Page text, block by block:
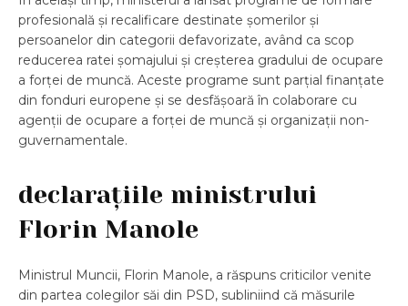
profesională și recalificare destinate șomerilor și
persoanelor din categorii defavorizate, având ca scop
reducerea ratei șomajului și creșterea gradului de ocupare
a forței de muncă. Aceste programe sunt parțial finanțate
din fonduri europene și se desfășoară în colaborare cu
agenții de ocupare a forței de muncă și organizații non-
guvernamentale.
declarațiile ministrului
Florin Manole
Ministrul Muncii, Florin Manole, a răspuns criticilor venite
din partea colegilor săi din PSD, subliniind că măsurile